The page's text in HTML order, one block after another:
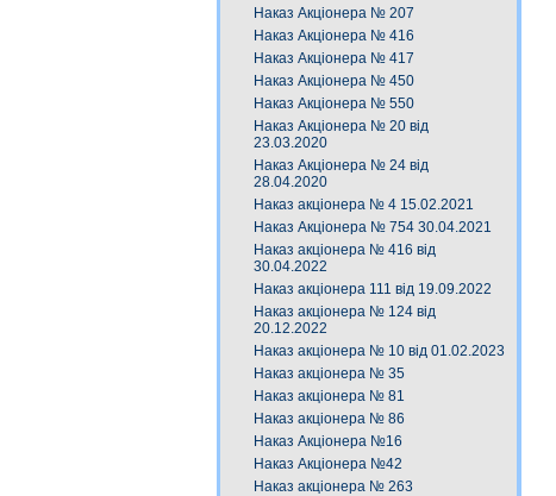
Наказ Акціонера № 207
Наказ Акціонера № 416
Наказ Акціонера № 417
Наказ Акціонера № 450
Наказ Акціонера № 550
Наказ Акціонера № 20 від
23.03.2020
Наказ Акціонера № 24 від
28.04.2020
Наказ акціонера № 4 15.02.2021
Наказ Акціонера № 754 30.04.2021
Наказ акціонера № 416 від
30.04.2022
Наказ акціонера 111 від 19.09.2022
Наказ акціонера № 124 від
20.12.2022
Наказ акціонера № 10 від 01.02.2023
Наказ акціонера № 35
Наказ акціонера № 81
Наказ акціонера № 86
Наказ Акціонера №16
Наказ Акціонера №42
Наказ акціонера № 263